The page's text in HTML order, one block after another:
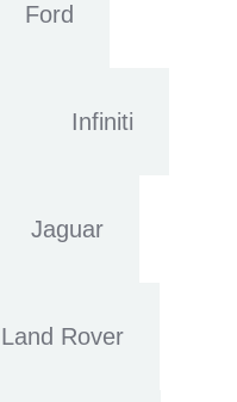
Ford
Infiniti
Jaguar
Land Rover